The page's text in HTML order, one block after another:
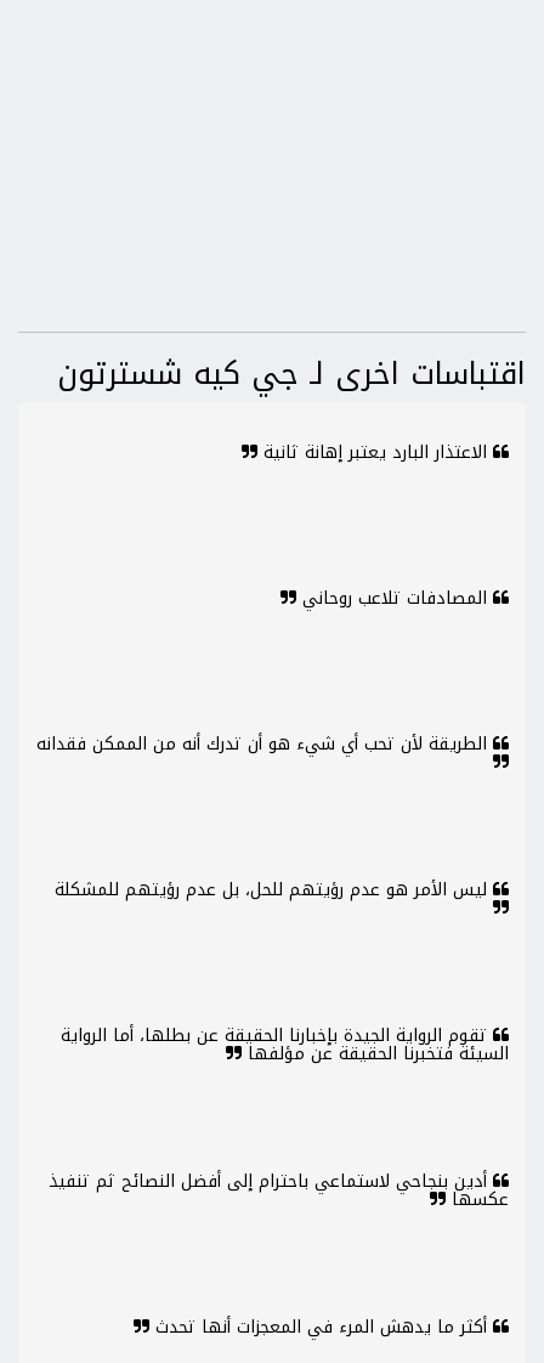
اقتباسات اخرى لـ جي كيه شسترتون
الاعتذار البارد يعتبر إهانة ثانية
المصادفات تلاعب روحاني
الطريقة لأن تحب أي شيء هو أن تدرك أنه من الممكن فقدانه
ليس الأمر هو عدم رؤيتهم للحل، بل عدم رؤيتهم للمشكلة
تقوم الرواية الجيدة بإخبارنا الحقيقة عن بطلها، أما الرواية
السيئة فتخبرنا الحقيقة عن مؤلفها
أدين بنجاحي لاستماعي باحترام إلى أفضل النصائح ثم تنفيذ
عكسها
أكثر ما يدهش المرء في المعجزات أنها تحدث